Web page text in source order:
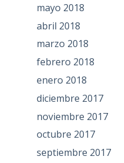
mayo 2018
abril 2018
marzo 2018
febrero 2018
enero 2018
diciembre 2017
noviembre 2017
octubre 2017
septiembre 2017